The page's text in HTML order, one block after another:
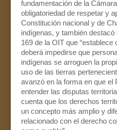
fundamentación de la
obligatoriedad de respetar y
Constitución nacional y de
indígenas, y también
169 de la OIT que
deberá impedirse que
indígenas se arroguen la
uso de las tierras
avanzó en la forma en que el
entender las disputas
cuenta que los derechos
un concepto más amplio y
relacionado con el derecho